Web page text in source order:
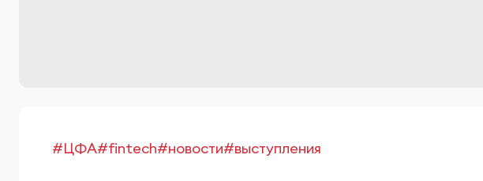
#ЦФА#fintech#новости#выступления